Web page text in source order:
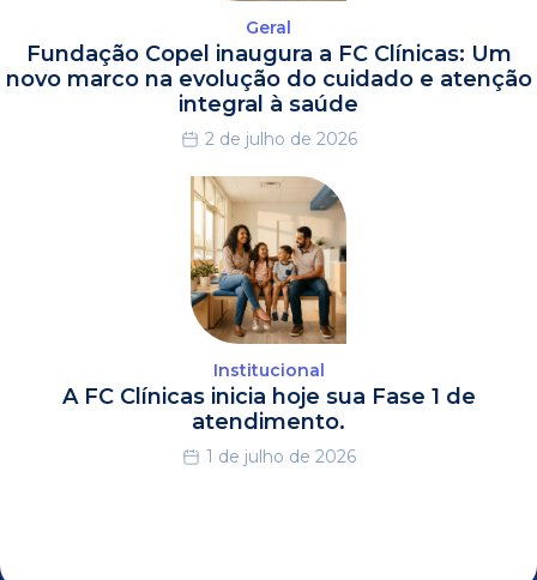
Geral
Fundação Copel inaugura a FC Clínicas: Um
novo marco na evolução do cuidado e atenção
integral à saúde
2 de julho de 2026
Institucional
A FC Clínicas inicia hoje sua Fase 1 de
atendimento.
1 de julho de 2026